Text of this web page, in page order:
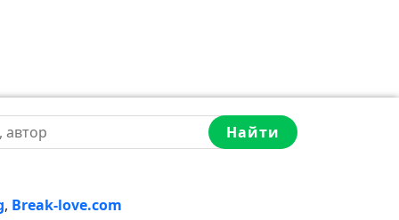
Найти
, Break-love.com